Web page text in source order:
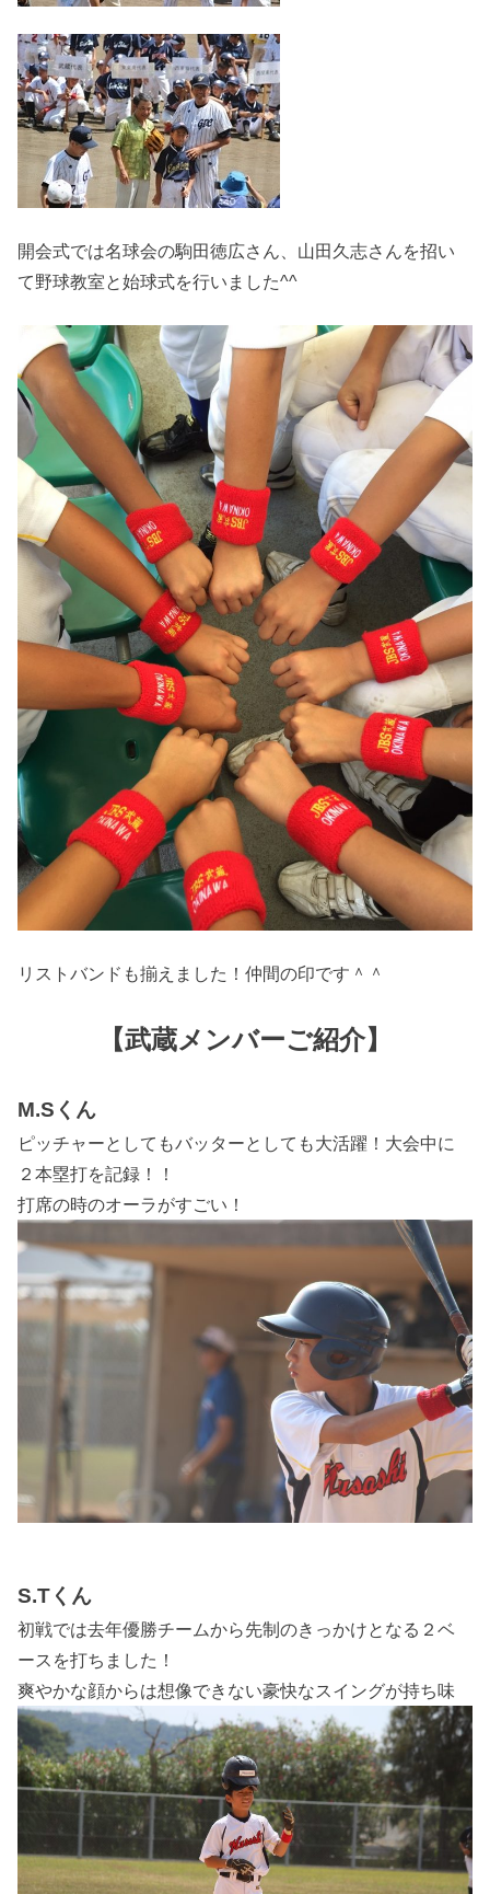
開会式では名球会の駒田徳広さん、山田久志さんを招い
て野球教室と始球式を行いました^^
リストバンドも揃えました！仲間の印です＾＾
【武蔵メンバーご紹介】
M.Sくん
ピッチャーとしてもバッターとしても大活躍！大会中に
２本塁打を記録！！
打席の時のオーラがすごい！
S.Tくん
初戦では去年優勝チームから先制のきっかけとなる２ベ
ースを打ちました！
爽やかな顔からは想像できない豪快なスイングが持ち味